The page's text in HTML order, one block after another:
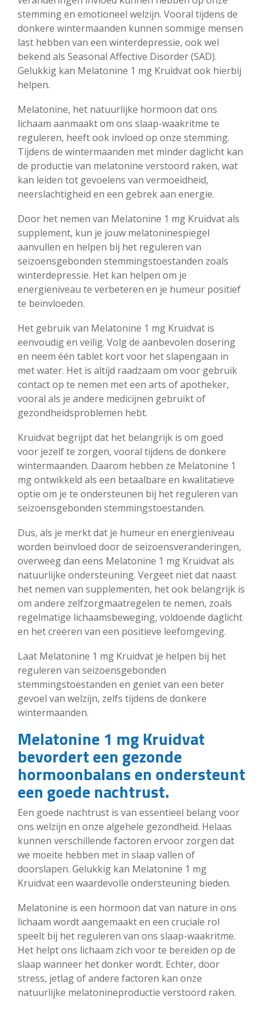
stemming en emotioneel welzijn. Vooral tijdens de
donkere wintermaanden kunnen sommige mensen
last hebben van een winterdepressie, ook wel
bekend als Seasonal Affective Disorder (SAD).
Gelukkig kan Melatonine 1 mg Kruidvat ook hierbij
helpen.
Melatonine, het natuurlijke hormoon dat ons
lichaam aanmaakt om ons slaap-waakritme te
reguleren, heeft ook invloed op onze stemming.
Tijdens de wintermaanden met minder daglicht kan
de productie van melatonine verstoord raken, wat
kan leiden tot gevoelens van vermoeidheid,
neerslachtigheid en een gebrek aan energie.
Door het nemen van Melatonine 1 mg Kruidvat als
supplement, kun je jouw melatoninespiegel
aanvullen en helpen bij het reguleren van
seizoensgebonden stemmingstoestanden zoals
winterdepressie. Het kan helpen om je
energieniveau te verbeteren en je humeur positief
te beïnvloeden.
Het gebruik van Melatonine 1 mg Kruidvat is
eenvoudig en veilig. Volg de aanbevolen dosering
en neem één tablet kort voor het slapengaan in
met water. Het is altijd raadzaam om voor gebruik
contact op te nemen met een arts of apotheker,
vooral als je andere medicijnen gebruikt of
gezondheidsproblemen hebt.
Kruidvat begrijpt dat het belangrijk is om goed
voor jezelf te zorgen, vooral tijdens de donkere
wintermaanden. Daarom hebben ze Melatonine 1
mg ontwikkeld als een betaalbare en kwalitatieve
optie om je te ondersteunen bij het reguleren van
seizoensgebonden stemmingstoestanden.
Dus, als je merkt dat je humeur en energieniveau
worden beïnvloed door de seizoensveranderingen,
overweeg dan eens Melatonine 1 mg Kruidvat als
natuurlijke ondersteuning. Vergeet niet dat naast
het nemen van supplementen, het ook belangrijk is
om andere zelfzorgmaatregelen te nemen, zoals
regelmatige lichaamsbeweging, voldoende daglicht
en het creëren van een positieve leefomgeving.
Laat Melatonine 1 mg Kruidvat je helpen bij het
reguleren van seizoensgebonden
stemmingstoestanden en geniet van een beter
gevoel van welzijn, zelfs tijdens de donkere
wintermaanden.
Melatonine 1 mg Kruidvat
bevordert een gezonde
hormoonbalans en ondersteunt
een goede nachtrust.
Een goede nachtrust is van essentieel belang voor
ons welzijn en onze algehele gezondheid. Helaas
kunnen verschillende factoren ervoor zorgen dat
we moeite hebben met in slaap vallen of
doorslapen. Gelukkig kan Melatonine 1 mg
Kruidvat een waardevolle ondersteuning bieden.
Melatonine is een hormoon dat van nature in ons
lichaam wordt aangemaakt en een cruciale rol
speelt bij het reguleren van ons slaap-waakritme.
Het helpt ons lichaam zich voor te bereiden op de
slaap wanneer het donker wordt. Echter, door
stress, jetlag of andere factoren kan onze
natuurlijke melatonineproductie verstoord raken.